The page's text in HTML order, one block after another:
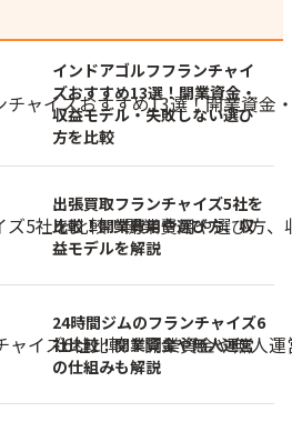
インドアゴルフフランチャイ
ズおすすめ13選！開業資金・
収益モデル・失敗しない選び
方を比較
出張買取フランチャイズ5社を
比較！開業費用や選び方、収
益モデルを解説
24時間ジムのフランチャイズ6
社比較！開業資金や無人運営
の仕組みも解説